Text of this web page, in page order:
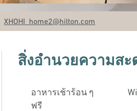
XHOHI_home2@hilton.com
สิ่งอํานวยความสะ
อาหารเช้าร้อน ๆ
ฟรี